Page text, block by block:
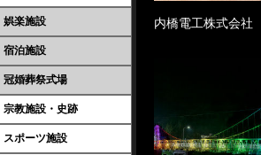
娯楽施設
宿泊施設
冠婚葬祭式場
宗教施設・史跡
スポーツ施設
内橋電工株式会社